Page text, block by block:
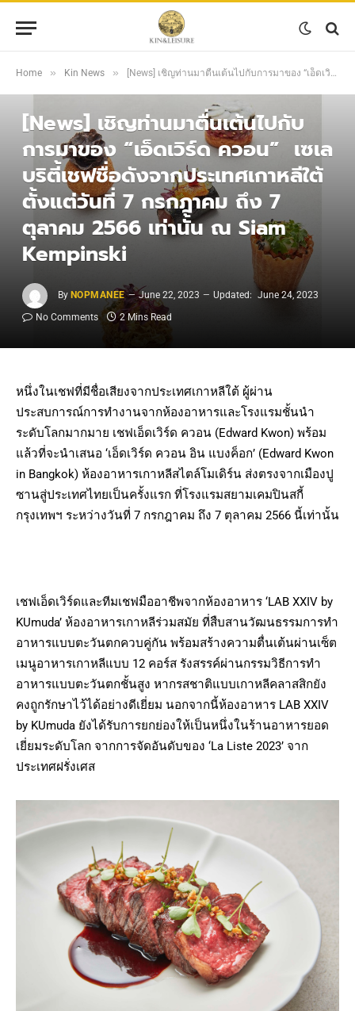
Home » Kin News » [News] เชิญท่านมาตื่นเต้นไปกับการมาของ “เอ็ดเวิร์ด ควอน” เซเลบริตี้เชฟชื่อดังจากประเทศเกาหลีใต้ ตั้งแต่วันที่ 7 กรกฎาคม ถึง 7 ตุลาคม 2566 เท่านั้น ณ Siam Kempinski
[News] เชิญท่านมาตื่นเต้นไปกับ
การมาของ “เอ็ดเวิร์ด ควอน” เซเล
บริตี้เชฟชื่อดังจากประเทศเกาหลีใต้
ตั้งแต่วันที่ 7 กรกฎาคม ถึง 7
ตุลาคม 2566 เท่านั้น ณ Siam
Kempinski
By NOPMANEE June 22, 2023 Updated: June 24, 2023
No Comments
2 Mins Read
หนึ่งในเชฟที่มีชื่อเสียงจากประเทศเกาหลีใต้ ผู้ผ่าน
ประสบการณ์การทำงานจากห้องอาหารและโรงแรมชั้นนำ
ระดับโลกมากมาย เชฟเอ็ดเวิร์ด ควอน (Edward Kwon) พร้อม
แล้วที่จะนำเสนอ ‘เอ็ดเวิร์ด ควอน อิน แบงค็อก’ (Edward Kwon
in Bangkok) ห้องอาหารเกาหลีสไตล์โมเดิร์น ส่งตรงจากเมืองปู
ซานสู่ประเทศไทยเป็นครั้งแรก ที่โรงแรมสยามเคมปินสกี้
กรุงเทพฯ ระหว่างวันที่ 7 กรกฎาคม ถึง 7 ตุลาคม 2566 นี้เท่านั้น
เชฟเอ็ดเวิร์ดและทีมเชฟมืออาชีพจากห้องอาหาร ‘LAB XXIV by
KUmuda’ ห้องอาหารเกาหลีร่วมสมัย ที่สืบสานวัฒนธรรมการทำ
อาหารแบบตะวันตกควบคู่กัน พร้อมสร้างความตื่นเต้นผ่านเซ็ต
เมนูอาหารเกาหลีแบบ 12 คอร์ส รังสรรค์ผ่านกรรมวิธีการทำ
อาหารแบบตะวันตกชั้นสูง หากรสชาติแบบเกาหลีคลาสสิกยัง
คงถูกรักษาไว้ได้อย่างดีเยี่ยม นอกจากนี้ห้องอาหาร LAB XXIV
by KUmuda ยังได้รับการยกย่องให้เป็นหนึ่งในร้านอาหารยอด
เยี่ยมระดับโลก จากการจัดอันดับของ ‘La Liste 2023’ จาก
ประเทศฝรั่งเศส